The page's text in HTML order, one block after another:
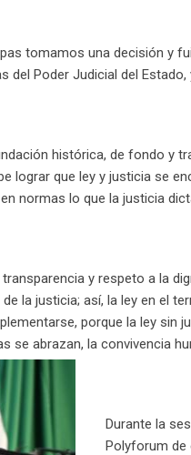
tomamos una decisión y
del Poder Judicial del
histórica, de fondo y
lograr que ley y justicia se
normas lo que la justicia
y respeto a la
la justicia; así, la ley en el
porque la ley sin
se abrazan, la convivencia
Durante la
Polyforum de